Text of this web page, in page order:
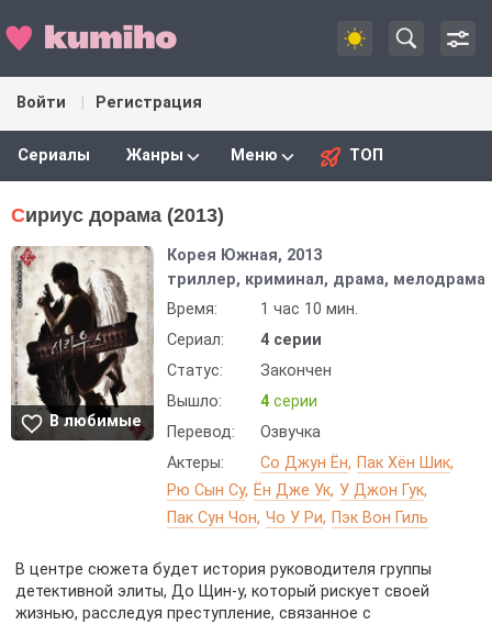
Войти Регистрация
Сериалы Жанры Меню ТОП
Сириус дорама (2013)
В любимые
Корея Южная, 2013
триллер, криминал, драма, мелодрама
Время:
1 час 10 мин.
Сериал:
4 серии
Статус:
Закончен
Вышло:
4серии
Перевод:
Озвучка
Актеры:
Со Джун Ён
Пак Хён Шик
Рю Сын Су
Ён Дже Ук У Джон Гук
Пак Сун Чон Чо У Ри Пэк Вон Гиль
В центре сюжета будет история руководителя группы
детективной элиты, До Щин-у, который рискует своей
жизнью, расследуя преступление, связанное с